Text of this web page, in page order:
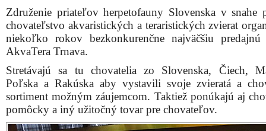
Združenie priateľov herpetofauny Slovenska v snahe
chovateľstvo akvaristických a teraristických zvierat
niekoľko rokov bezkonkurenčne najväčšiu predajnú
AkvaTera Trnava.
Stretávajú sa tu chovatelia zo Slovenska, Čiech,
Poľska a Rakúska aby vystavili svoje zvieratá a
sortiment možným záujemcom. Taktiež ponúkajú aj
pomôcky a iný užitočný tovar pre chovateľov.